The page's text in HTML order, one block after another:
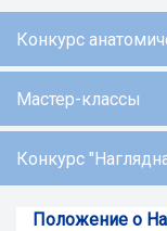
Конкурс
Мастер-классы
Конкурс
Положение о